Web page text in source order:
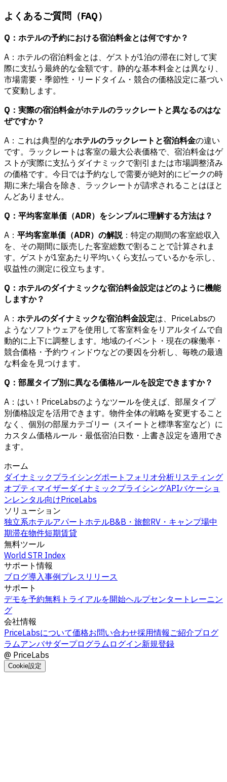
よくあるご質問（FAQ）
Q：ホテルの予約における宿泊料金とは何ですか？
A：ホテルの宿泊料金とは、ゲストが1泊の滞在に対して実
際に支払う最終的な金額です。静的な基本料金とは異なり、
市場需要・季節性・リードタイム・競合の価格設定に基づい
て変動します。
Q：実際の宿泊料金がホテルのラックレートと異なるのはな
ぜですか？
A：これは典型的なホテルのラックレートと宿泊料金の違い
です。ラックレートは客室の最大公表価格で、宿泊料金はゲ
ストが実際に支払うダイナミックで割引または市場調整済み
の価格です。今日では予約なしで需要が絶対的にピークの時
期に来た場合を除き、ラックレートが請求されることはほと
んどありません。
Q：平均客室単価（ADR）をシンプルに理解する方法は？
A： 平均客室単価（ADR）の解説：特定の期間の客室総収入
を、その期間に販売した客室総数で割ることで計算されま
す。ゲストが1室あたり平均いくら支払っているかを示し、
収益性の測定に役立ちます。
Q：ホテルのダイナミックな宿泊料金設定はどのように機能
しますか？
A： ホテルのダイナミックな宿泊料金設定は、PriceLabsの
ようなソフトウェアを使用して客室料金をリアルタイムで自
動的に上下に調整します。地域のイベント・現在の稼働率・
競合価格・予約ウィンドウなどの要因を分析し、毎晩の最適
な料金を見つけます。
Q：部屋タイプ別に異なる価格ルールを設定できますか？
A：はい！PriceLabsのようなツールを使えば、部屋タイプ
別価格設定を活用できます。物件全体の戦略を変更すること
なく、個別の部屋カテゴリー（スイートと標準客室など）に
カスタム価格ルール・最低宿泊日数・上書き設定を適用でき
ます。
ホーム
ダイナミックプライシングポートフォリオ分析リスティング
オプティマイザーダイナミックプライシングAPIバケーショ
ンレンタル向けPriceLabs
ソリューション
独立系ホテルアパートホテルB&B・旅館RV・キャンプ場中
期滞在物件短期賃貸
無料ツール
World STR Index
サポート情報
ブログ導入事例プレスリリース
サポート
デモを予約無料トライアルを開始ヘルプセンター トレーニン
グ
会社情報
PriceLabsについて価格お問い合わせ採用情報 ご紹介プログ
ラムアンバサダープログラム ログイン新規登録
@ PriceLabs
Cookie設定